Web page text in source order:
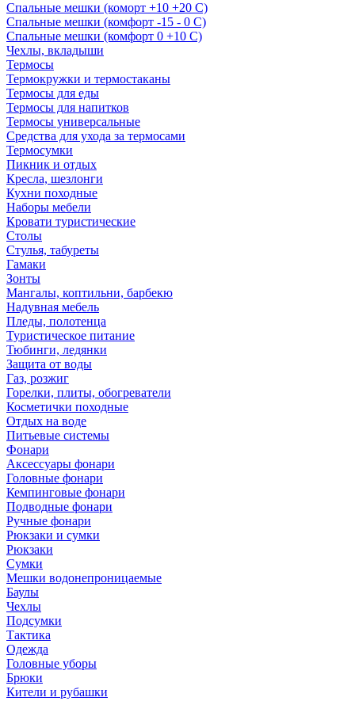
Спальные мешки (коморт +10 +20 С)
Спальные мешки (комфорт -15 - 0 С)
Спальные мешки (комфорт 0 +10 С)
Чехлы, вкладыши
Термосы
Термокружки и термостаканы
Термосы для еды
Термосы для напитков
Термосы универсальные
Средства для ухода за термосами
Термосумки
Пикник и отдых
Кресла, шезлонги
Кухни походные
Наборы мебели
Кровати туристические
Столы
Стулья, табуреты
Гамаки
Зонты
Мангалы, коптильни, барбекю
Надувная мебель
Пледы, полотенца
Туристическое питание
Тюбинги, ледянки
Защита от воды
Газ, розжиг
Горелки, плиты, обогреватели
Косметички походные
Отдых на воде
Питьевые системы
Фонари
Аксессуары фонари
Головные фонари
Кемпинговые фонари
Подводные фонари
Ручные фонари
Рюкзаки и сумки
Рюкзаки
Сумки
Мешки водонепроницаемые
Баулы
Чехлы
Подсумки
Тактика
Одежда
Головные уборы
Брюки
Кители и рубашки